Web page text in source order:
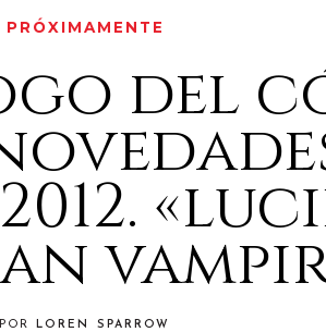
PRÓXIMAMENTE
del
POR LOREN SPARROW